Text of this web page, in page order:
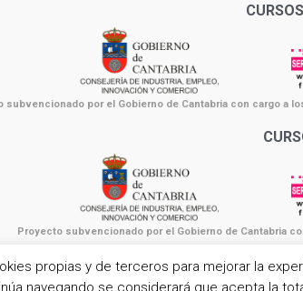
de
subvencionado por el Gobierno de Cantabria con cargo a
Proyecto subvencionado por el Gobierno de Cantabria
© Copyright -
Aviso legal
Política de
propias y de terceros para mejorar la
navegando se considerará que acepta la